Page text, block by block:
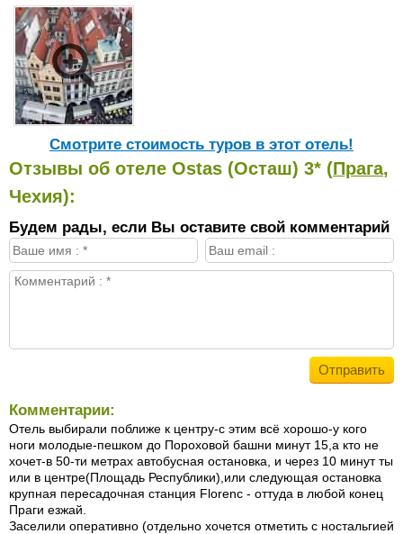
Cмотрите стоимость туров в этот отель!
Отзывы об отеле Ostas (Осташ) 3* (Прага,
Чехия):
Будем рады, если Вы оставите свой комментарий
Комментарии:
Отель выбирали поближе к центру-с этим всё хорошо-у кого
ноги молодые-пешком до Пороховой башни минут 15,а кто не
хочет-в 50-ти метрах автобусная остановка, и через 10 минут ты
или в центре(Площадь Республики),или следующая остановка
крупная пересадочная станция Florenc - оттуда в любой конец
Праги езжай.
Заселили оперативно (отдельно хочется отметить с ностальгией